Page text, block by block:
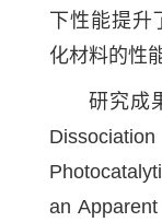
下性能提
化材料的性
研究成
an